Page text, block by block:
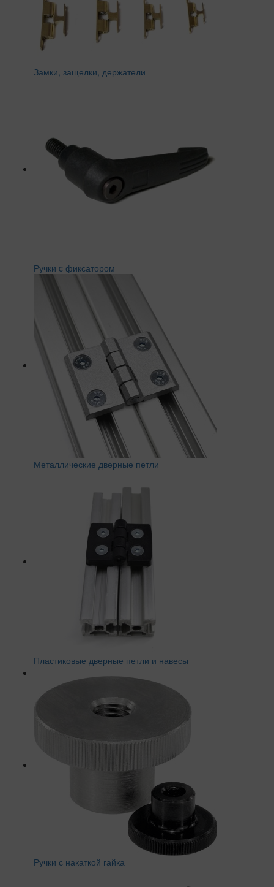
Замки, защелки, держатели
Ручки c фиксатором
Металлические дверные петли
Пластиковые дверные петли и навесы
Ручки с накаткой гайка